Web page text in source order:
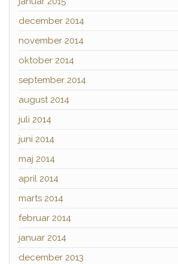
december 2014
november 2014
oktober 2014
september 2014
august 2014
juli 2014
juni 2014
maj 2014
april 2014
marts 2014
februar 2014
januar 2014
december 2013